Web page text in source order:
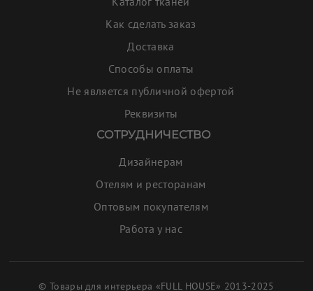
Как сделать заказ
Доставка
Способы оплаты
Не является публичной офертой
Реквизиты
СОТРУДНИЧЕСТВО
Дизайнерам
Отелям и ресторанам
Оптовым покупателям
Работа у нас
© Товары для интерьера «FULL HOUSE» 2013-2025